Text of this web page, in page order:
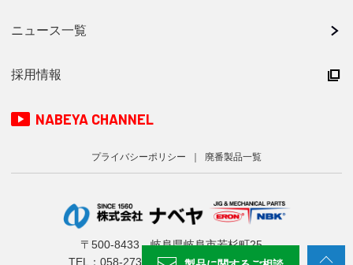
ニュース一覧
採用情報
NABEYA CHANNEL
プライバシーポリシー 廃番製品一覧
〒500-8433 岐阜県岐阜市若杉町25
TEL： 058-273-6521FAX：058-278-0220